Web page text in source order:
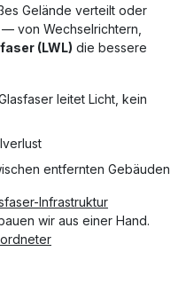
Gelände verteilt oder
von Wechselrichtern,
(LWL) die bessere
leitet Licht, kein
entfernten Gebäuden
Infrastruktur
wir aus einer Hand.